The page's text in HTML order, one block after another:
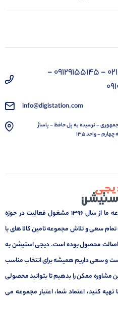
02166760291 - 09129155145 -
info@digistation.com
- نرسیده به پل حافظ - پاساژ
- واحد 135
به ایستگاه دیجیتال خوش آمدید. مجموعه ما از سال 1396 مشغول فعالیت در حوزه
سعی و تلاش مجموعه تامین کالا های با
اصالت محصول بوده است. دیجی استیشن به
و سعی داریم همیشه برای انتخاب مناسب
مشاوره ممکن را بدهیم تا بتوانید محصولی
کنید، اعتماد شما، اعتبار مجموعه می